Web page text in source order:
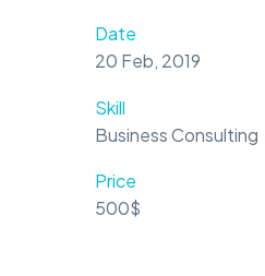
Date
20 Feb, 2019
Skill
Business Consulting
Price
500$